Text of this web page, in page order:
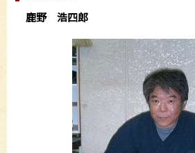
鹿野 浩四郎